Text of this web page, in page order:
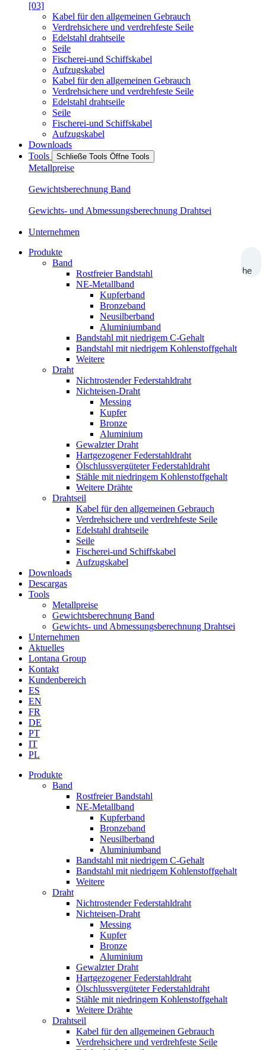
[03]
Kabel für den allgemeinen Gebrauch
Verdrehsichere und verdrehfeste Seile
Edelstahl drahtseile
Seile
Fischerei-und Schiffskabel
Aufzugskabel
Kabel für den allgemeinen Gebrauch
Verdrehsichere und verdrehfeste Seile
Edelstahl drahtseile
Seile
Fischerei-und Schiffskabel
Aufzugskabel
Downloads
Tools
Schließe Tools Öffne Tools
Metallpreise
Gewichtsberechnung Band
Gewichts- und Abmessungsberechnung Drahtsei
Unternehmen
Suche
Produkte
Band
Rostfreier Bandstahl
NE-Metallband
Kupferband
Bronzeband
Neusilberband
Aluminiumband
Bandstahl mit niedrigem C-Gehalt
Bandstahl mit niedrigem Kohlenstoffgehalt
Weitere
Draht
Nichtrostender Federstahldraht
Nichteisen-Draht
Messing
Kupfer
Bronze
Aluminium
Gewalzter Draht
Hartgezogener Federstahldraht
Ölschlussvergüteter Federstahldraht
Stähle mit niedringem Kohlenstoffgehalt
Weitere Drähte
Drahtseil
Kabel für den allgemeinen Gebrauch
Verdrehsichere und verdrehfeste Seile
Edelstahl drahtseile
Seile
Fischerei-und Schiffskabel
Aufzugskabel
Downloads
Descargas
Tools
Metallpreise
Gewichtsberechnung Band
Gewichts- und Abmessungsberechnung Drahtsei
Unternehmen
Aktuelles
Lontana Group
Kontakt
Kundenbereich
ES
EN
FR
DE
PT
IT
PL
Produkte
Band
Rostfreier Bandstahl
NE-Metallband
Kupferband
Bronzeband
Neusilberband
Aluminiumband
Bandstahl mit niedrigem C-Gehalt
Bandstahl mit niedrigem Kohlenstoffgehalt
Weitere
Draht
Nichtrostender Federstahldraht
Nichteisen-Draht
Messing
Kupfer
Bronze
Aluminium
Gewalzter Draht
Hartgezogener Federstahldraht
Ölschlussvergüteter Federstahldraht
Stähle mit niedringem Kohlenstoffgehalt
Weitere Drähte
Drahtseil
Kabel für den allgemeinen Gebrauch
Verdrehsichere und verdrehfeste Seile